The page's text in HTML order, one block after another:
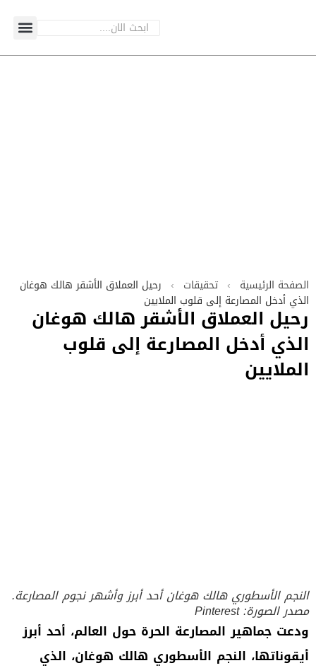
الصفحة الرئيسية › تحقيقات › رحيل العملاق الأشقر هالك هوغان
الذي أدخل المصارعة إلى قلوب الملايين
رحيل العملاق الأشقر هالك هوغان
الذي أدخل المصارعة إلى قلوب
الملايين
النجم الأسطوري هالك هوغان أحد أبرز وأشهر نجوم المصارعة.
مصدر الصورة: Pinterest
ودعت جماهير المصارعة الحرة حول العالم، أحد أبرز
أيقوناتها، النجم الأسطوري هالك هوغان، الذي